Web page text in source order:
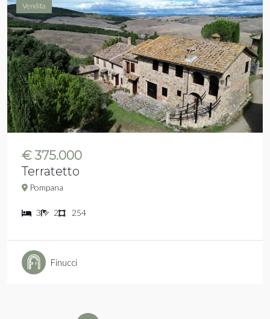
Vendita
€ 375.000
Terratetto
Pompana
3 2 254
Finucci